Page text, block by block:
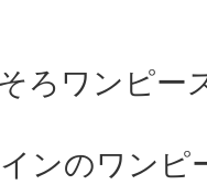
ろワンピー
ンのワンピ